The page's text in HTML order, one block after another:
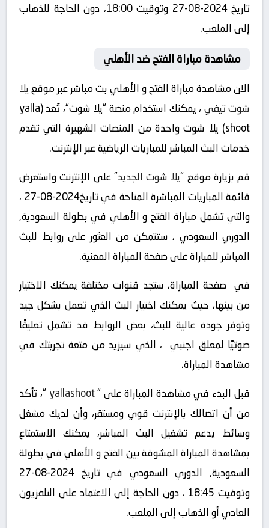
تاريخ 2024-08-27 وتوقيت 18:00، دون الحاجة للذهاب
إلى الملعب.
مشاهدة مباراة الفتح ضد الأهلي
الان مشاهدة مباراة الفتح و الأهلي بث مباشر عبر موقعيلا
شوت تيفي
، يمكنك استخدام منصة “يلا شوت“، تُعد (yalla
shoot) يلا شوت واحدة من المنصات الشهيرة التي تقدم
خدمات البث المباشر للمباريات الرياضية عبر الإنترنت.
قم بزيارة موقع “يلا شوت الجديد” على الإنترنت واستعرض
قائمة المباريات المباشرة المتاحة في تاريخ2024-08-27 ،
والتي تشمل مباراة الفتح و الأهلي في بطولة السعودية,
الدوري السعودي ، ستتمكن من العثور على روابط للبث
المباشر للمباراة على صفحة المباراة المعنية.
في صفحة المباراة، ستجد قنوات مختلفة يمكنك الاختيار
من بينها، حيث يمكنك اختيار البث الذي تعمل بشكل جيد
وتوفر جودة عالية للبث، بعض الروابط قد تشمل تعليقًا
صوتيًا لمعلق اجنبي ، الذي سيزيد من متعة تجربتك في
مشاهدة المباراة.
قبل البدء في مشاهدة المباراة على “yallashoot
“، تأكد
من أن اتصالك بالإنترنت قوي ومستقر، وأن لديك مشغل
وسائط يدعم تشغيل البث المباشر، يمكنك الاستمتاع
بمشاهدة المباراة المشوقة بين الفتح و الأهلي في بطولة
السعودية, الدوري السعودي في تاريخ 2024-08-27
وتوقيت 18:45 ، دون الحاجة إلى الاعتماد على التلفزيون
العادي أو الذهاب إلى الملعب.